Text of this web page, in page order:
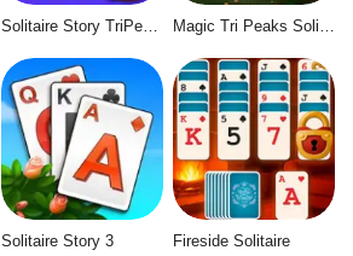
Solitaire Story TriPeaks 5
Solitaire Story 3 Fireside Solitaire